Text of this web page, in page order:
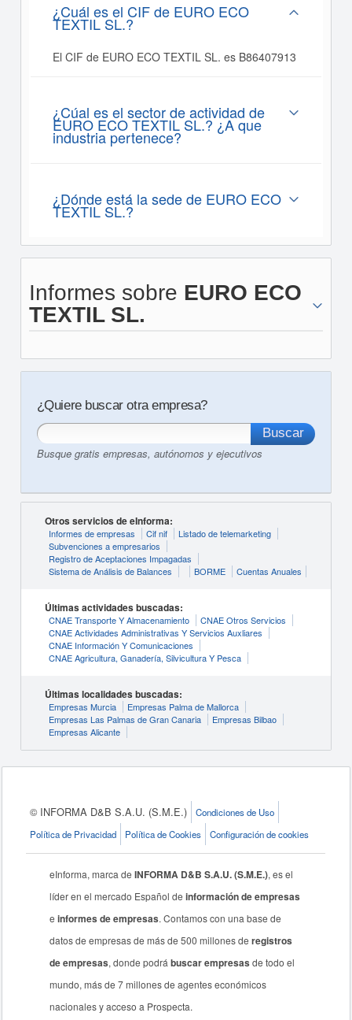
¿Cuál es el CIF de EURO ECO
TEXTIL SL.?
El CIF de EURO ECO TEXTIL SL. es B86407913
¿Cúal es el sector de actividad de
EURO ECO TEXTIL SL.? ¿A que
industria pertenece?
¿Dónde está la sede de EURO ECO
TEXTIL SL.?
Informes sobre EURO ECO
TEXTIL SL.
¿Quiere buscar otra empresa?
Busque gratis empresas, autónomos y ejecutivos
Otros servicios de eInforma:
Informes de empresas Cif nif
Listado de telemarketing
Subvenciones a empresarios
Registro de Aceptaciones Impagadas
Sistema de Análisis de Balances
BORME Cuentas Anuales
Últimas actividades buscadas:
CNAE Transporte Y Almacenamiento
CNAE Otros Servicios
CNAE Actividades Administrativas Y Servicios Auxliares
CNAE Información Y Comunicaciones
CNAE Agricultura, Ganadería, Silvicultura Y Pesca
Últimas localidades buscadas:
Empresas Murcia
Empresas Palma de Mallorca
Empresas Las Palmas de Gran Canaria
Empresas Bilbao
Empresas Alicante
© INFORMA D&B S.A.U. (S.M.E.)
Condiciones de Uso
Política de Privacidad
Política de Cookies Configuración de cookies
eInforma, marca deINFORMA D&B S.A.U. (S.M.E.), es el
líder en el mercado Español deinformación de empresas
einformes de empresas. Contamos con una base de
datos de empresas de más de 500 millones deregistros
de empresas, donde podrábuscar empresas de todo el
mundo, más de 7 millones de agentes económicos
nacionales y acceso a Prospecta.